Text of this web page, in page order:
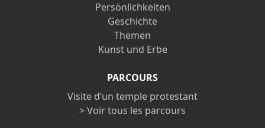
Persönlichkeiten
Geschichte
Themen
Kunst und Erbe
PARCOURS
Visite d’un temple protestant
> Voir tous les parcours